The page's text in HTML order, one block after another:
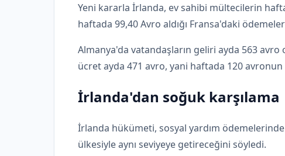
Yeni kararla İrlanda, ev sahibi mültecilerin
haftada 99,40 Avro aldığı Fransa'daki
Almanya'da vatandaşların geliri ayda 563
ücret ayda 471 avro, yani haftada 120 avronun
İrlanda'dan soğuk karşılama
İrlanda hükümeti, sosyal yardım
ülkesiyle aynı seviyeye getireceğini söyledi.